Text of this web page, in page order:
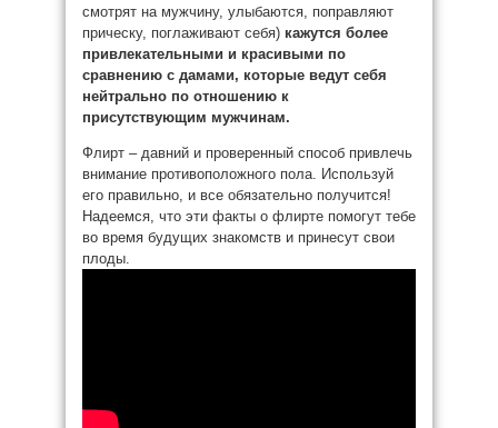
смотрят на мужчину, улыбаются, поправляют
прическу, поглаживают себя) кажутся более
привлекательными и красивыми по
сравнению с дамами, которые ведут себя
нейтрально по отношению к
присутствующим мужчинам.
Флирт – давний и проверенный способ привлечь
внимание противоположного пола. Используй
его правильно, и все обязательно получится!
Надеемся, что эти факты о флирте помогут тебе
во время будущих знакомств и принесут свои
плоды.